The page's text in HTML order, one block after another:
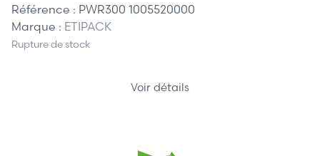
Référence : PWR300 1005520000
Marque : ETIPACK
Rupture de stock
Voir détails